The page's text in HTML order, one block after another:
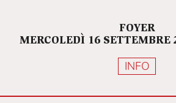
FOYER
MERCOLEDÌ 16 SETTEMBRE
INFO